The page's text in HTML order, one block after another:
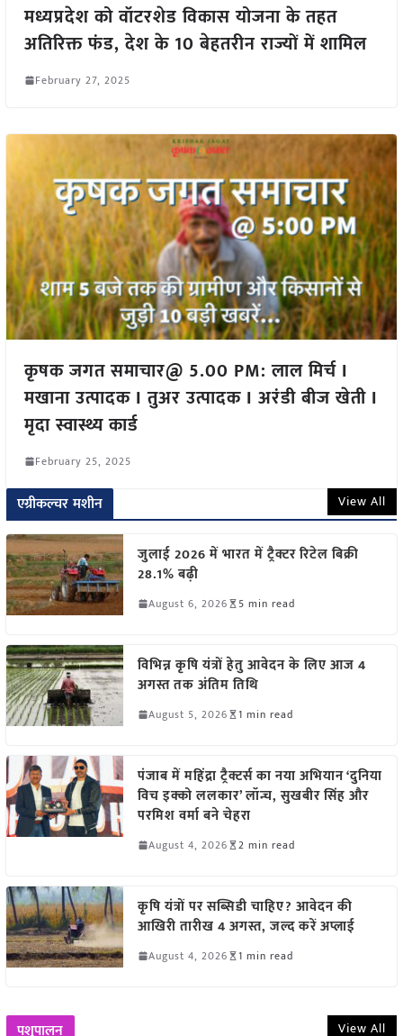
मध्यप्रदेश को वॉटरशेड विकास योजना के तहत
अतिरिक्त फंड, देश के 10 बेहतरीन राज्यों में शामिल
February 27, 2025
कृषक जगत समाचार@ 5.00 PM: लाल मिर्च I
मखाना उत्पादक I तुअर उत्पादक I अरंडी बीज खेती I
मृदा स्वास्थ्य कार्ड
February 25, 2025
एग्रीकल्चर मशीन View All
जुलाई 2026 में भारत में ट्रैक्टर रिटेल बिक्री
28.1% बढ़ी
August 6, 2026 5 min read
विभिन्न कृषि यंत्रों हेतु आवेदन के लिए आज 4
अगस्त तक अंतिम तिथि
August 5, 2026 1 min read
पंजाब में महिंद्रा ट्रैक्टर्स का नया अभियान ‘दुनिया
विच इक्को ललकार’ लॉन्च, सुखबीर सिंह और
परमिश वर्मा बने चेहरा
August 4, 2026 2 min read
कृषि यंत्रों पर सब्सिडी चाहिए? आवेदन की
आखिरी तारीख 4 अगस्त, जल्द करें अप्लाई
August 4, 2026 1 min read
पशुपालन View All